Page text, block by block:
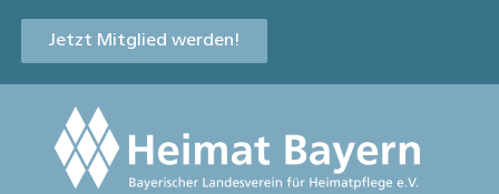
Jetzt Mitglied werden!